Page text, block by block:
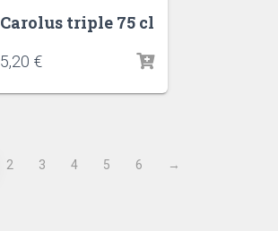
Carolus triple 75 cl
5,20 €
2 3 4 5 6 →